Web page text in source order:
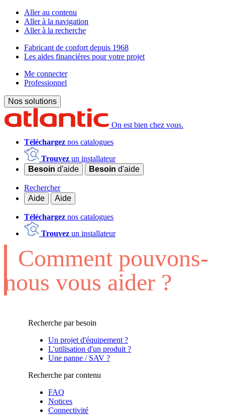
Aller au contenu
Aller à la navigation
Aller à la recherche
Fabricant de confort depuis 1968
Les aides financières pour votre projet
Me connecter
Professionnel
Nos solutions
On est bien chez vous.
Téléchargez nos catalogues
Trouvez un installateur
Besoin d'aide Besoin d'aide
Rechercher
Aide
Aide
Téléchargez nos catalogues
Trouvez un installateur
Comment pouvons-
nous vous aider ?
Recherche par besoin
Un projet d'équipement ?
L'utilisation d'un produit ?
Une panne / SAV ?
Recherche par contenu
FAQ
Notices
Connectivité